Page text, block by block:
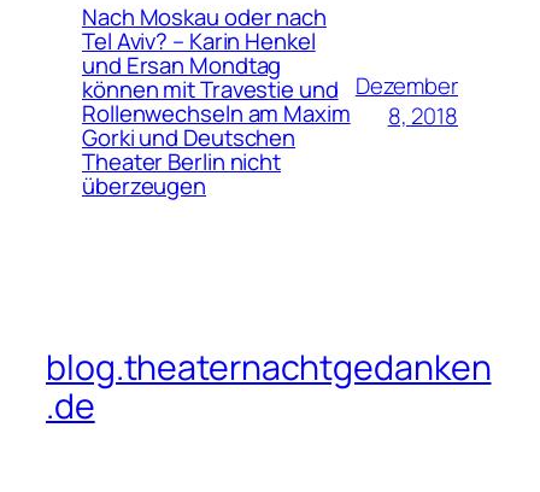
Nach Moskau oder nach
Tel Aviv? – Karin Henkel
und Ersan Mondtag
können mit Travestie und
Rollenwechseln am Maxim
Gorki und Deutschen
Theater Berlin nicht
überzeugen
Dezember
8, 2018
blog.theaternachtgedanken
.de